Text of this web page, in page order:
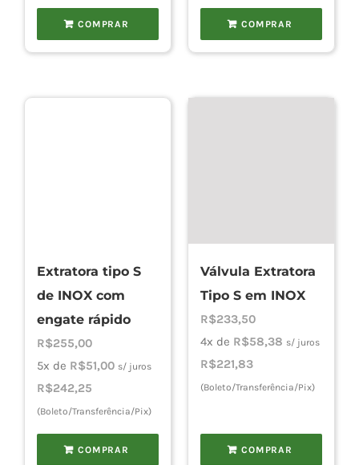
COMPRAR COMPRAR
Extratora tipo S
de INOX com
engate rápido
R$255,00
5x de R$51,00 s/ juros
R$242,25
(Boleto/Transferência/Pix)
COMPRAR
Válvula Extratora
Tipo S em INOX
R$233,50
4x de R$58,38 s/ juros
R$221,83
(Boleto/Transferência/Pix)
COMPRAR